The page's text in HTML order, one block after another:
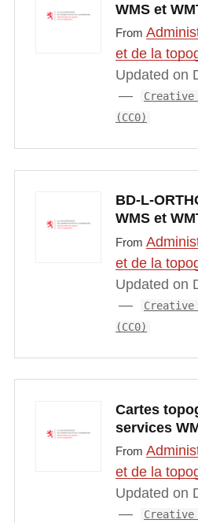
WMS et
From
et de la
Updated on
Creative
(CC0)
BD-L-
WMS et
From
et de la
Updated on
Creative
(CC0)
Cartes
services
From
et de la
Updated on
Creative